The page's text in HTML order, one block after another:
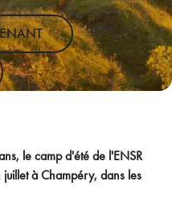
le camp d'été de l'ENSR
à Champéry, dans les